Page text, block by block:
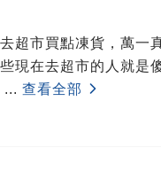
超市買點凍貨，萬一
現在去超市的人就是
... 查看全部